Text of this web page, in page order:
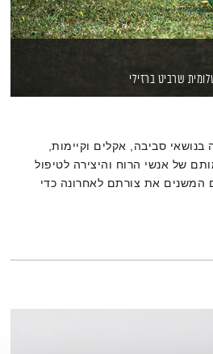
שרביט ברזילי
סביבה, אקלים וקיימות,
של אנשי הרוח והיצירה לטיפול
המשנים את צורתם לאחרונה כדי